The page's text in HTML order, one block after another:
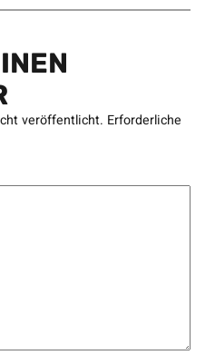
veröffentlicht. Erforderliche